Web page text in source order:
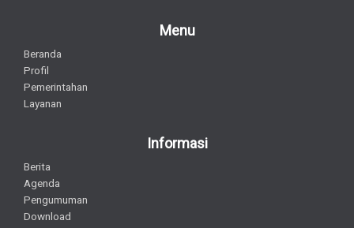
Menu
Beranda
Profil
Pemerintahan
Layanan
Informasi
Berita
Agenda
Pengumuman
Download